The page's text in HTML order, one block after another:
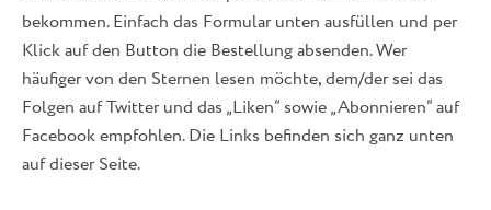
bekommen. Einfach das Formular unten ausfüllen und per
Klick auf den Button die Bestellung absenden. Wer
häufiger von den Sternen lesen möchte, dem/der sei das
Folgen auf Twitter und das „Liken“ sowie „Abonnieren“ auf
Facebook empfohlen. Die Links befinden sich ganz unten
auf dieser Seite.